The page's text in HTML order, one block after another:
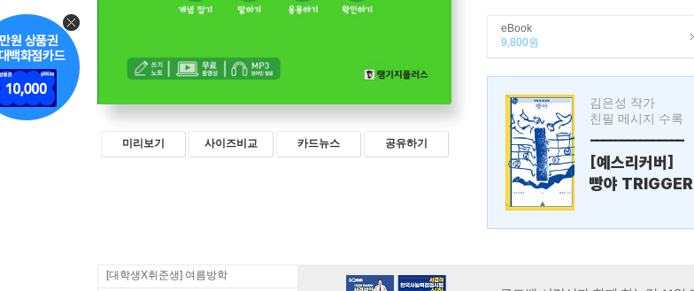
미리보기 사이즈비교 카드뉴스 공유하기
eBook
9,800원
김은성 작가
친필 메시지 수록
---------------
[예스리커버]
빵야 TRIGGER
[대학생X취준생] 여름방학